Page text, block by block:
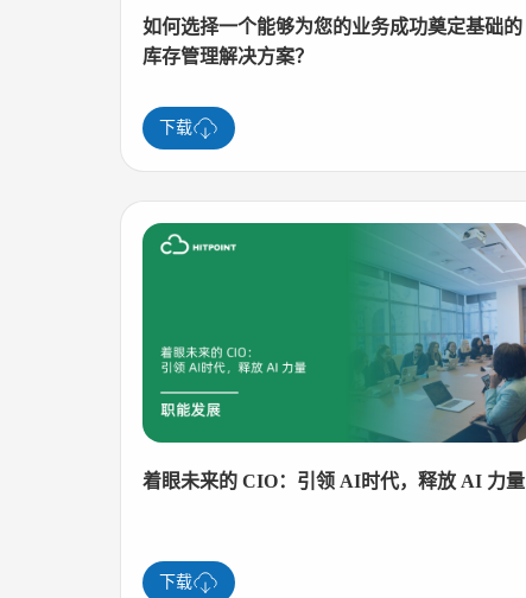
如何选择一个能够为您的业务成功奠定基础的
库存管理解决方案？
下载
着眼未来的 CIO：引领 AI时代，释放 AI 力量
下载